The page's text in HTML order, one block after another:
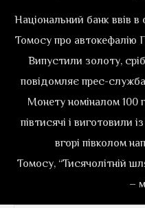
Національний банк ввів в
Томосу про автокефалію
Випустили золоту,
повідомляє прес-
Монету номіналом 100
півтисячі і виготовили
вгорі півколом
Томосу, “Тисячолітній
–